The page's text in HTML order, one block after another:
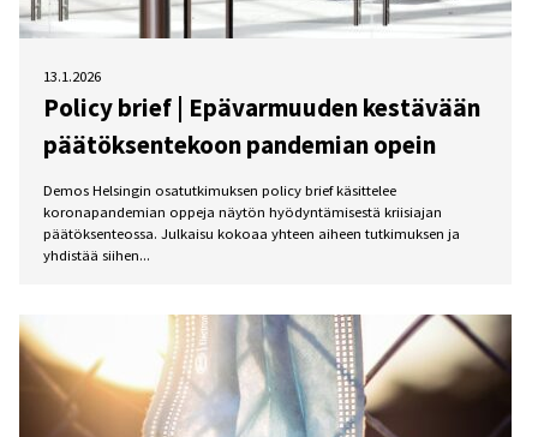
13.1.2026
Policy brief | Epävarmuuden kestävään
päätöksentekoon pandemian opein
Demos Helsingin osatutkimuksen policy brief käsittelee
koronapandemian oppeja näytön hyödyntämisestä kriisiajan
päätöksenteossa. Julkaisu kokoaa yhteen aiheen tutkimuksen ja
yhdistää siihen...